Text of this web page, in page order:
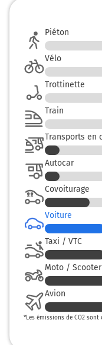
Au rond-
Dame et
0h57 Loudéac
22600
Piéton
Vélo
Trottinette
Train
Transports en
Autocar
Covoiturage
Voiture
Taxi / VTC
Moto / Scooter
Avion
*Les émissions de CO2